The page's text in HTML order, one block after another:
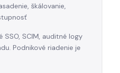
škálovanie,
SSO, SCIM, auditné logy
Podnikové riadenie je